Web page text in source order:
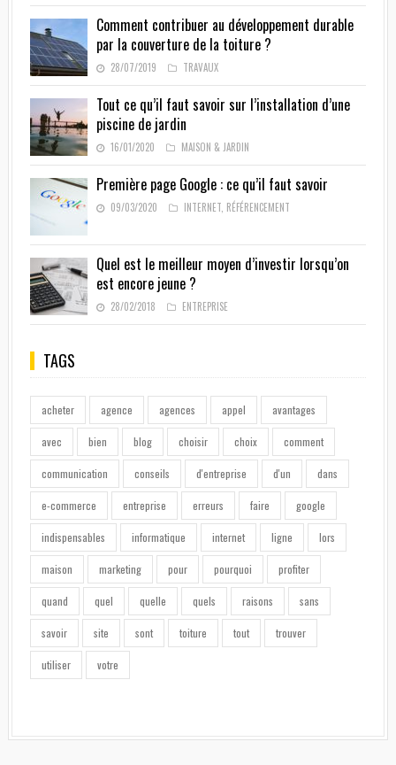
Comment contribuer au développement durable
par la couverture de la toiture ?
28/07/2019 TRAVAUX
Tout ce qu’il faut savoir sur l’installation d’une
piscine de jardin
16/01/2020 MAISON & JARDIN
Première page Google : ce qu’il faut savoir
09/03/2020 INTERNET, RÉFÉRENCEMENT
Quel est le meilleur moyen d’investir lorsqu’on
est encore jeune ?
28/02/2018 ENTREPRISE
TAGS
acheter agence agences appel avantages
avec bien blog choisir choix comment
communication conseils d'entreprise d'un dans
e-commerce entreprise erreurs faire google
indispensables informatique internet ligne lors
maison marketing pour pourquoi profiter
quand quel quelle quels raisons sans
savoir site sont toiture tout trouver
utiliser votre